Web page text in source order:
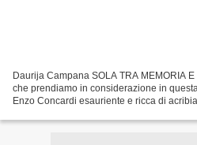
Daurija Campana SOLA TRA MEMORIA
che prendiamo in considerazione in
Enzo Concardi esauriente e ricca di